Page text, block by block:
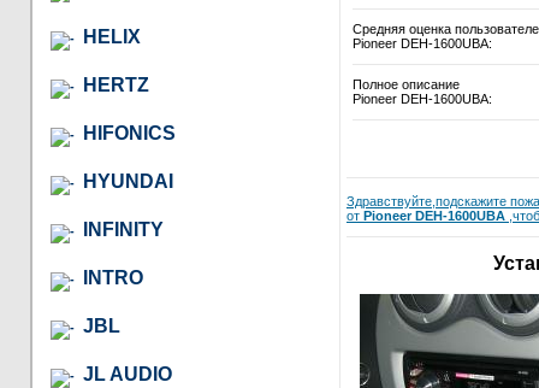
HELIX
HERTZ
HIFONICS
HYUNDAI
INFINITY
INTRO
JBL
JL AUDIO
Средняя оценка
Pioneer DEH-1600UBA:
Полное описание
Pioneer DEH-1600UBA:
Здравствуйте,подскажите
от Pioneer DEH-1600UBA